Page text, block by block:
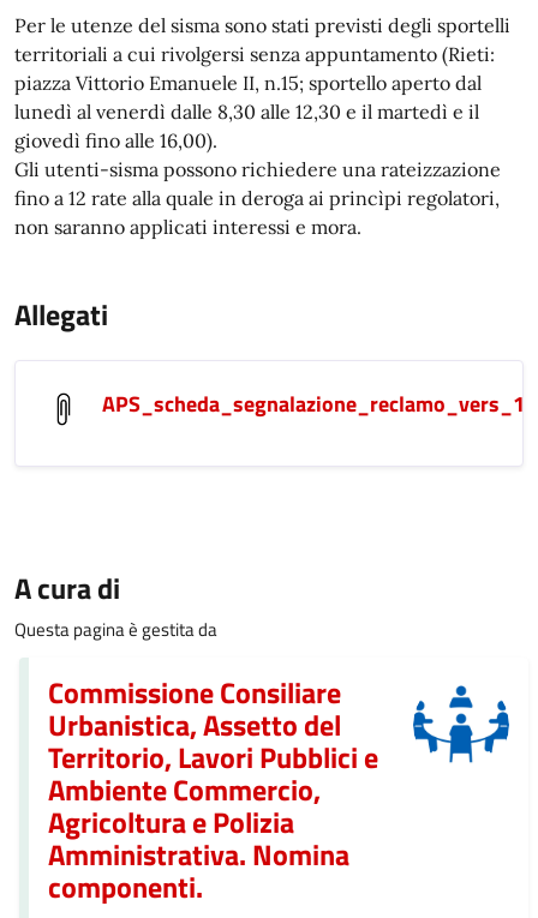
Per le utenze del sisma sono stati previsti degli sportelli
territoriali a cui rivolgersi senza appuntamento (Rieti:
piazza Vittorio Emanuele II, n.15; sportello aperto dal
lunedì al venerdì dalle 8,30 alle 12,30 e il martedì e il
giovedì fino alle 16,00).
Gli utenti-sisma possono richiedere una rateizzazione
fino a 12 rate alla quale in deroga ai princìpi regolatori,
non saranno applicati interessi e mora.
Allegati
APS_scheda_segnalazione_reclamo_vers_1
A cura di
Questa pagina è gestita da
Commissione Consiliare
Urbanistica, Assetto del
Territorio, Lavori Pubblici e
Ambiente Commercio,
Agricoltura e Polizia
Amministrativa. Nomina
componenti.